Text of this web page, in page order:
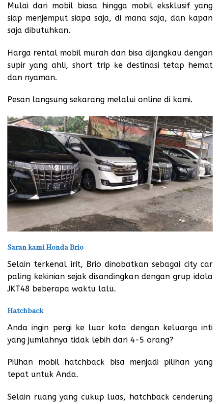
Mulai dari mobil biasa hingga mobil eksklusif yang
siap menjemput siapa saja, di mana saja, dan kapan
saja dibutuhkan.
Harga rental mobil murah dan bisa dijangkau dengan
supir yang ahli, short trip ke destinasi tetap hemat
dan nyaman.
Pesan langsung sekarang melalui online di kami.
Saran kami Honda Brio
Selain terkenal irit, Brio dinobatkan sebagai city car
paling kekinian sejak disandingkan dengan grup idola
JKT48 beberapa waktu lalu.
Hatchback
Anda ingin pergi ke luar kota dengan keluarga inti
yang jumlahnya tidak lebih dari 4-5 orang?
Pilihan mobil hatchback bisa menjadi pilihan yang
tepat untuk Anda.
Selain ruang yang cukup luas, hatchback cenderung